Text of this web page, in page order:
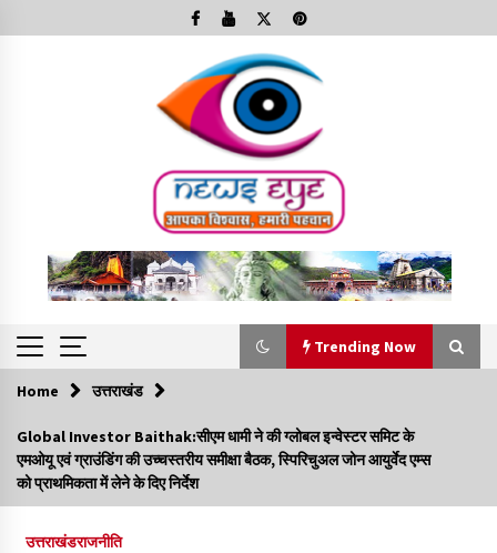
to
Trending Now
Trending Now
Minorities Rights Day : विश्व अल्पसंख्यक अधिकार दिवस
कार्यक्रम में शामिल हुए सीएम,आधुनिक मदरसों का नाम अब्दुल कलाम के नाम
पर रखने की घोषणा
Home उत्तराखंड
Global Investor Baithak:सीएम धामी ने की ग्लोबल इन्वेस्टर समिट के
एमओयू एवं ग्राउंडिंग की उच्चस्तरीय समीक्षा बैठक, स्पिरिचुअल जोन आयुर्वेद एम्स
को प्राथमिकता में लेने के दिए निर्देश
उत्तराखंडराजनीति